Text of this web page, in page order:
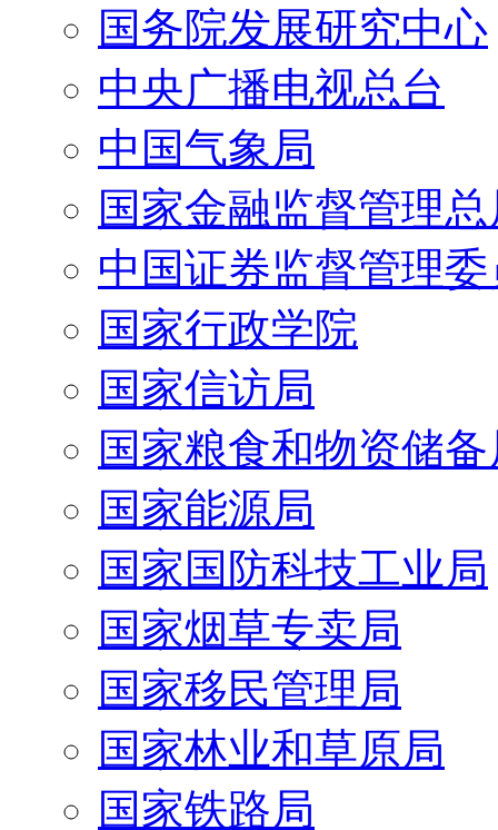
国务院发展研究中心
中央广播电视总台
中国气象局
国家金融监督管理
中国证券监督管理
国家行政学院
国家信访局
国家粮食和物资储
国家能源局
国家国防科技工业局
国家烟草专卖局
国家移民管理局
国家林业和草原局
国家铁路局